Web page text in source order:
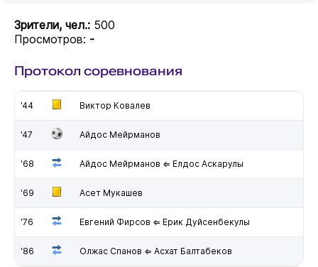
Зрители, чел.: 500
Просмотров: -
Протокол соревнования
'44 Виктор Ковалев
'47 Айдос Мейрманов
'68 Айдос Мейрманов ⇐ Елдос Аскарулы
'69 Асет Мукашев
'76 Евгений Фирсов ⇐ Ерик Дуйсенбекулы
'86 Олжас Спанов ⇐ Асхат Балтабеков